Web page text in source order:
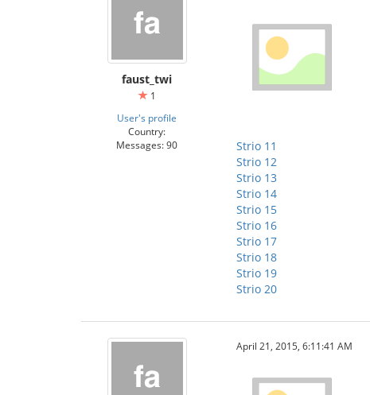
faust_twi
1
User's profile
Country:
Messages: 90
Strio 11
Strio 12
Strio 13
Strio 14
Strio 15
Strio 16
Strio 17
Strio 18
Strio 19
Strio 20
April 21, 2015, 6:11:41 AM